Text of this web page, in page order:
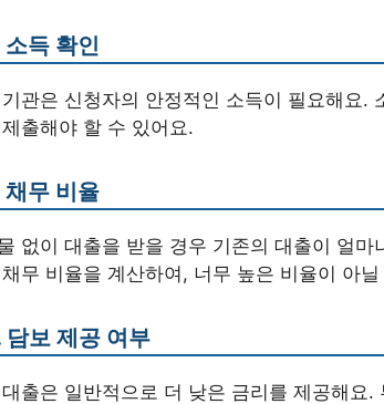
소득 확인
관은 신청자의 안정적인 소득이 필요해요.
출해야 할 수 있어요.
채무 비율
없이 대출을 받을 경우 기존의 대출이 얼
무 비율을 계산하여, 너무 높은 비율이 아
담보 제공 여부
출은 일반적으로 더 낮은 금리를 제공해요